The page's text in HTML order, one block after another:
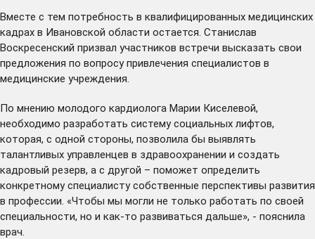
Вместе с тем потребность в квалифицированных медицинских
кадрах в Ивановской области остается. Станислав
Воскресенский призвал участников встречи высказать свои
предложения по вопросу привлечения специалистов в
медицинские учреждения.
По мнению молодого кардиолога Марии Киселевой,
необходимо разработать систему социальных лифтов,
которая, с одной стороны, позволила бы выявлять
талантливых управленцев в здравоохранении и создать
кадровый резерв, а с другой – поможет определить
конкретному специалисту собственные перспективы развития
в профессии. «Чтобы мы могли не только работать по своей
специальности, но и как-то развиваться дальше», - пояснила
врач.